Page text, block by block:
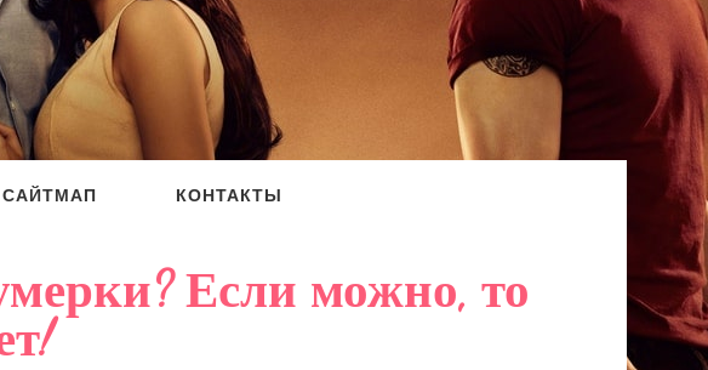
САЙТМАП КОНТАКТЫ
Если можно, то